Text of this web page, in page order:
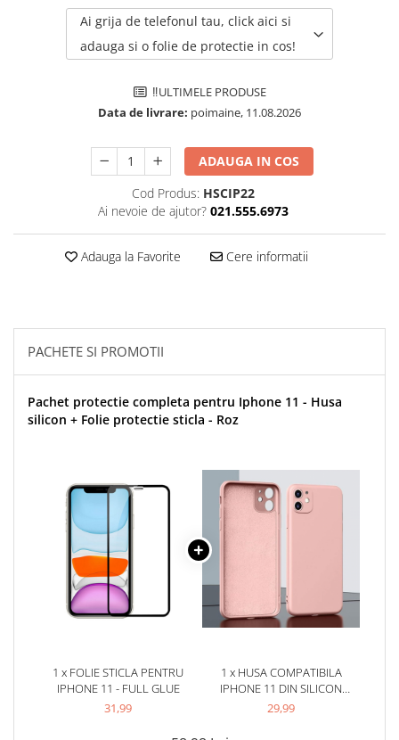
Pachete Promotionale
Pachete Husă + Folie
Pachete 2 Folii de Sticlă
Ai grija de telefonul tau, click aici si
adauga si o folie de protectie in cos!
‼️ULTIMELE PRODUSE
Data de livrare: poimaine, 11.08.2026
ADAUGA IN COS
Cod Produs: HSCIP22
Ai nevoie de ajutor? 021.555.6973
Adauga la Favorite Cere informatii
PACHETE SI PROMOTII
Pachet protectie completa pentru Iphone 11 - Husa
silicon + Folie protectie sticla - Roz
1 x FOLIE STICLA PENTRU
IPHONE 11 - FULL GLUE
31,99
1 x HUSA COMPATIBILA
IPHONE 11 DIN SILICON
CATIFELAT CU INTERIOR DIN
29,99